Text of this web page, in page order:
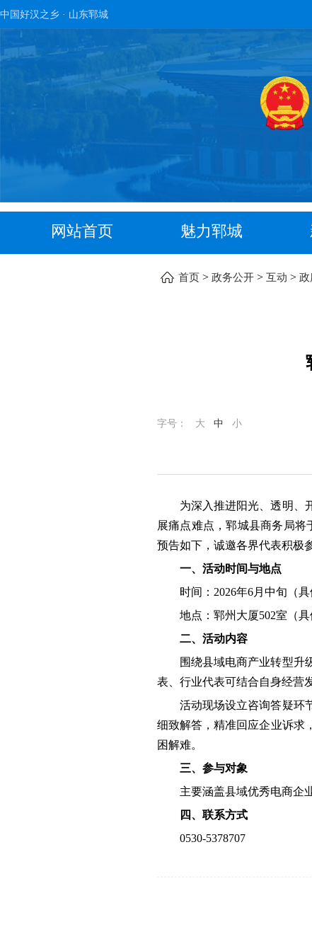
中国好汉之乡 · 山东郓城
网站首页 魅力郓城
首页> 政务公开> 互动 > 政
字号： 大 中 小
为深入推进阳光、透明、
展痛点难点，郓城县商务局将
预告如下，诚邀各界代表积极
一、活动时间与地点
时间：2026年6月中旬（具
地点：郓州大厦502室（
二、活动内容
围绕县域电商产业转型升
表、行业代表可结合自身经营
活动现场设立咨询答疑环
细致解答，精准回应企业诉求
困解难。
三、参与对象
主要涵盖县域优秀电商企
四、联系方式
0530-5378707